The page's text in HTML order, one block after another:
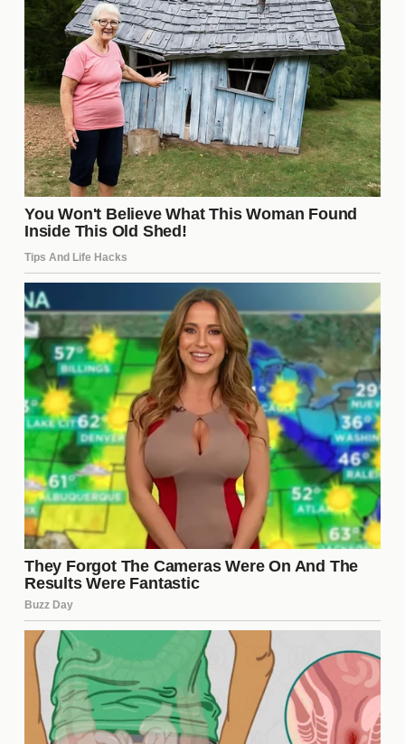
algunos casos, alianzas inesperadas. A través de
estas dinámicas, la serie muestra cómo los celos
pueden desestabilizar incluso las relaciones más
sólidas, creando un ambiente de tensión constante.
¿Los celos son retratados de
manera realista en la serie?
Sí, loscelosen "Esref Ruya" son retratados de
manera bastante realista. La serie aborda cómo
estos sentimientos pueden surgir en diversas
situaciones cotidianas y cómo afectan a las
personas de manera diferente. Esta representación
honesta permite que la audiencia se identifique con
los personajes y sus luchas, haciendo que la
historia sea más relatable y conmovedora.
¿Qué lecciones se pueden
aprender sobre los celos?
Una de las lecciones más importantes sobre los
celos
que se pueden extraer de "Esref Ruya" es la
necesidad de la comunicacióny la confianza en
las relaciones. Los personajes que enfrentan sus
inseguridades y hablan abiertamente sobre sus
sentimientos tienden a encontrar soluciones más
saludables. Esto resalta la idea de que, aunque los
celos son una emoción natural, es fundamental
gestionarlos de manera constructiva para mantener
relaciones sanas.